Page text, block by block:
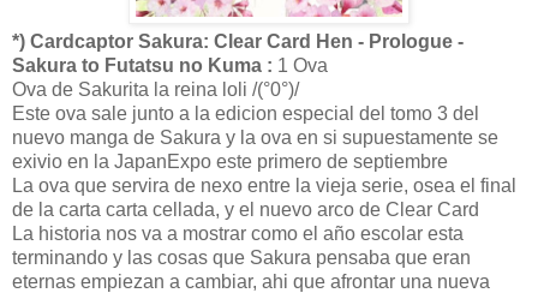
*) Cardcaptor Sakura: Clear Card Hen - Prologue -
Sakura to Futatsu no Kuma : 1 Ova
Ova de Sakurita la reina loli /(°0°)/
Este ova sale junto a la edicion especial del tomo 3 del
nuevo manga de Sakura y la ova en si supuestamente se
exivio en la JapanExpo este primero de septiembre
La ova que servira de nexo entre la vieja serie, osea el final
de la carta carta cellada, y el nuevo arco de Clear Card
La historia nos va a mostrar como el año escolar esta
terminando y las cosas que Sakura pensaba que eran
eternas empiezan a cambiar, ahi que afrontar una nueva